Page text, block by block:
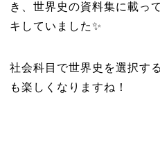
き、世界史の資料集に載っ
キしていました✨
社会科目で世界史を選択す
も楽しくなりますね！